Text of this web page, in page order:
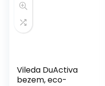
Vileda DuActiva
bezem, eco-